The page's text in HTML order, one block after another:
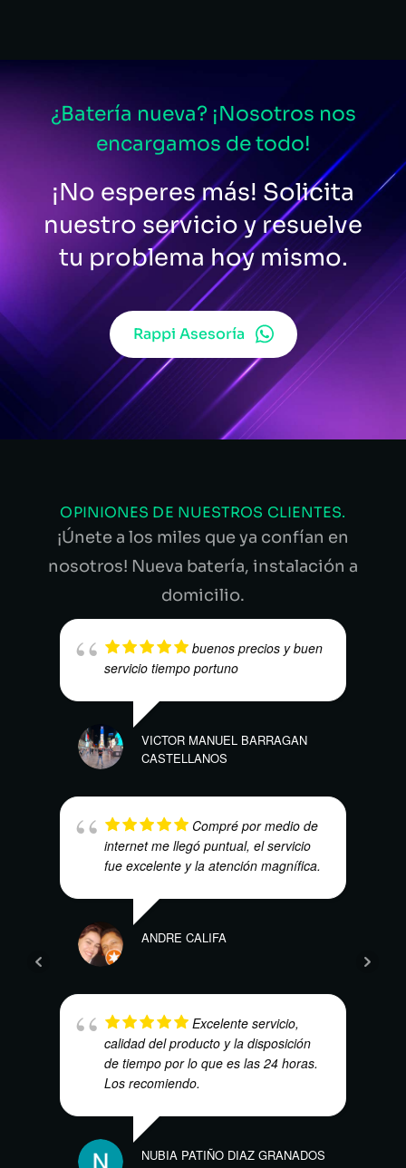
¿Batería nueva? ¡Nosotros nos
encargamos de todo!
¡No esperes más! Solicita
nuestro servicio y resuelve
tu problema hoy mismo.
Rappi Asesoría
OPINIONES DE NUESTROS CLIENTES.
¡Únete a los miles que ya confían en
nosotros! Nueva batería, instalación a
domicilio.
buenos precios y buen
servicio tiempo portuno
VICTOR MANUEL BARRAGAN
CASTELLANOS
Compré por medio de
internet me llegó puntual, el servicio
fue excelente y la atención magnífica.
ANDRE CALIFA
Excelente servicio,
calidad del producto y la disposición
de tiempo por lo que es las 24 horas.
Los recomiendo.
NUBIA PATIÑO DIAZ GRANADOS